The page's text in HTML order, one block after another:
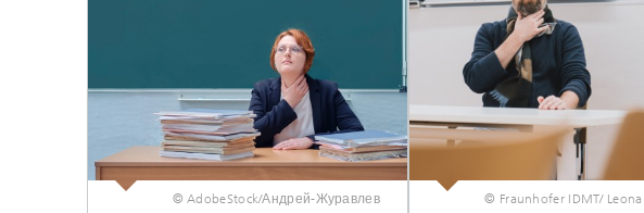
© AdobeStock/Андрей-Журавлев
© Fraunhofer IDMT/